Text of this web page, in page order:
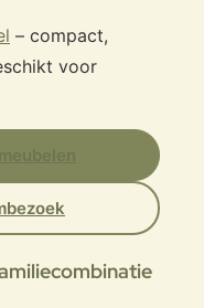
– compact,
voor